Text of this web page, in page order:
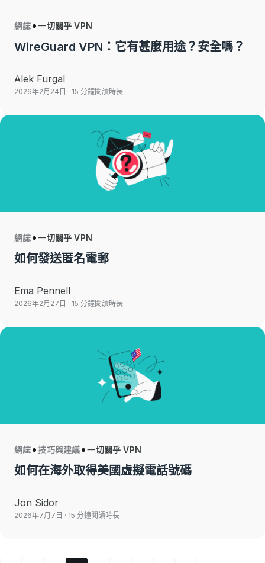
網誌 一切關乎 VPN
WireGuard VPN：它有甚麼用途？安全嗎？
Alek Furgal
2026年2月24日 · 15 分鐘閱讀時長
網誌 一切關乎 VPN
如何發送匿名電郵
Ema Pennell
2026年2月27日 · 15 分鐘閱讀時長
網誌 技巧與建議 一切關乎 VPN
如何在海外取得美國虛擬電話號碼
Jon Sidor
2026年7月7日 · 15 分鐘閱讀時長